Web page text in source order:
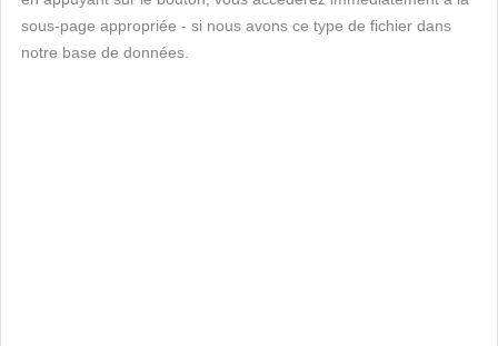
sous-page appropriée - si nous avons ce type de fichier dans
notre base de données.